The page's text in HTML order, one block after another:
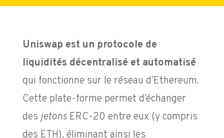
Uniswap est un protocole de
liquidités décentralisé et automatisé
qui fonctionne sur le réseau d’Ethereum.
Cette plate-forme permet d’échanger
des jetonsERC-20 entre eux (y compris
des ETH), éliminant ainsi les